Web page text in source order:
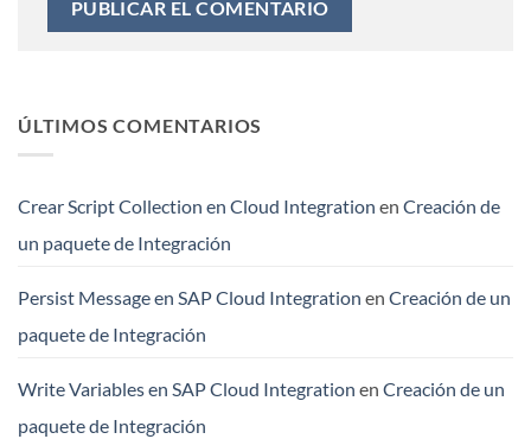
ÚLTIMOS COMENTARIOS
Crear Script Collection en Cloud Integration en Creación de
un paquete de Integración
Persist Message en SAP Cloud Integration en Creación de un
paquete de Integración
Write Variables en SAP Cloud Integration en Creación de un
paquete de Integración